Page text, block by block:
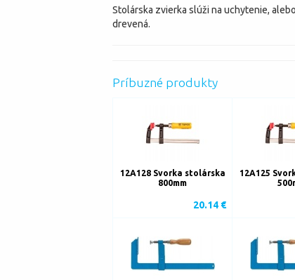
Stolárska zvierka slúži na uchytenie,
drevená.
Príbuzné produkty
12A128 Svorka stolárska
800mm
20.14 €
12A125